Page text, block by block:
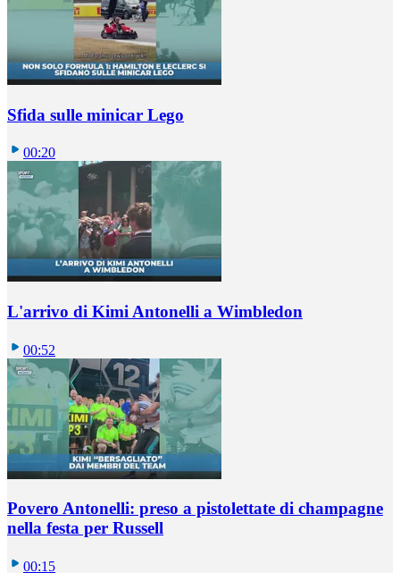
Sfida sulle minicar Lego
00:20
L'arrivo di Kimi Antonelli a Wimbledon
00:52
Povero Antonelli: preso a pistolettate di champagne
nella festa per Russell
00:15